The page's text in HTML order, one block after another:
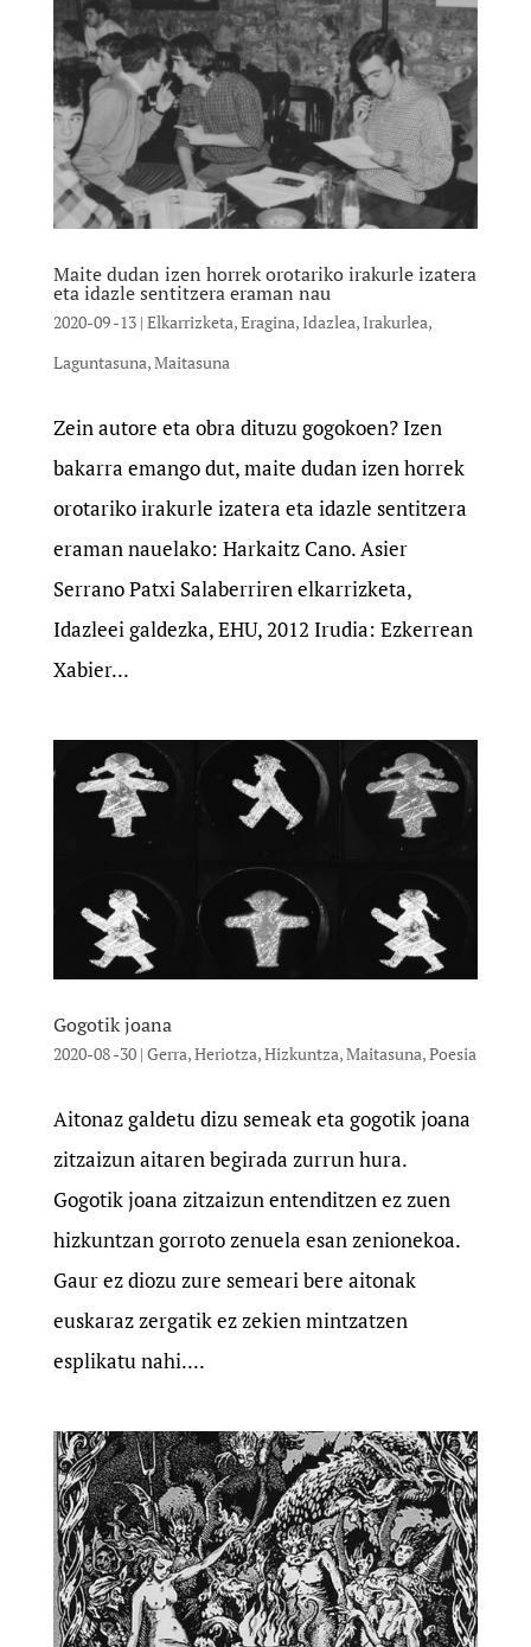
Maite dudan izen horrek orotariko irakurle izatera
eta idazle sentitzera eraman nau
2020-09 -13| Elkarrizketa,Eragina,Idazlea,Irakurlea,
Laguntasuna,Maitasuna
Zein autore eta obra dituzu gogokoen? Izen
bakarra emango dut, maite dudan izen horrek
orotariko irakurle izatera eta idazle sentitzera
eraman nauelako: Harkaitz Cano. Asier
Serrano Patxi Salaberriren elkarrizketa,
Idazleei galdezka, EHU, 2012 Irudia: Ezkerrean
Xabier...
Gogotik joana
2020-08 -30| Gerra,Heriotza,Hizkuntza,Maitasuna,Poesia
Aitonaz galdetu dizu semeak eta gogotik joana
zitzaizun aitaren begirada zurrun hura.
Gogotik joana zitzaizun entenditzen ez zuen
hizkuntzan gorroto zenuela esan zenionekoa.
Gaur ez diozu zure semeari bere aitonak
euskaraz zergatik ez zekien mintzatzen
esplikatu nahi....